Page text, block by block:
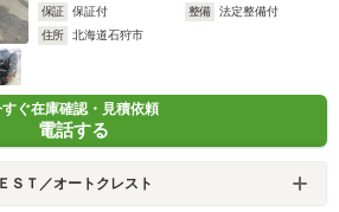
保証
保証付 整備
法定整備付
住所
北海道石狩市
ぐ在庫確認・見積依頼
電話する
ＳＴ／オートクレスト